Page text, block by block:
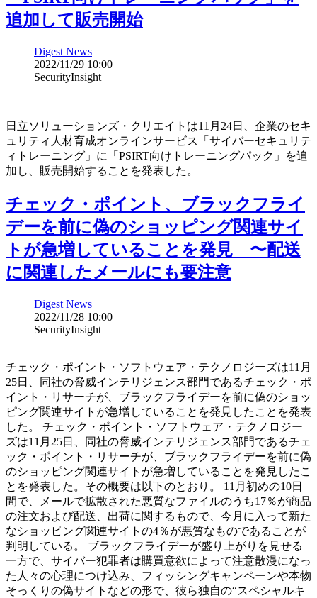
追加して販売開始
Digest News
2022/11/29 10:00
SecurityInsight
日立ソリューションズ・クリエイトは11月24日、企業のセキ
ュリティ人材育成オンラインサービス「サイバーセキュリテ
ィトレーニング」に「PSIRT向けトレーニングパック」を追
加し、販売開始することを発表した。
チェック・ポイント、ブラックフライ
デーを前に偽のショッピング関連サイ
トが急増していることを発見 〜配送
に関連したメールにも要注意
Digest News
2022/11/28 10:00
SecurityInsight
チェック・ポイント・ソフトウェア・テクノロジーズは11月
25日、同社の脅威インテリジェンス部門であるチェック・ポ
イント・リサーチが、ブラックフライデーを前に偽のショッ
ピング関連サイトが急増していることを発見したことを発表
した。 チェック・ポイント・ソフトウェア・テクノロジー
ズは11月25日、同社の脅威インテリジェンス部門であるチェ
ック・ポイント・リサーチが、ブラックフライデーを前に偽
のショッピング関連サイトが急増していることを発見したこ
とを発表した。その概要は以下のとおり。 11月初めの10日
間で、メールで拡散された悪質なファイルのうち17％が商品
の注文および配送、出荷に関するもので、今月に入って新た
なショッピング関連サイトの4％が悪質なものであることが
判明している。 ブラックフライデーが盛り上がりを見せる
一方で、サイバー犯罪者は購買意欲によって注意散漫になっ
た人々の心理につけ込み、フィッシングキャンペーンや本物
そっくりの偽サイトなどの形で、彼ら独自の“スペシャルキ